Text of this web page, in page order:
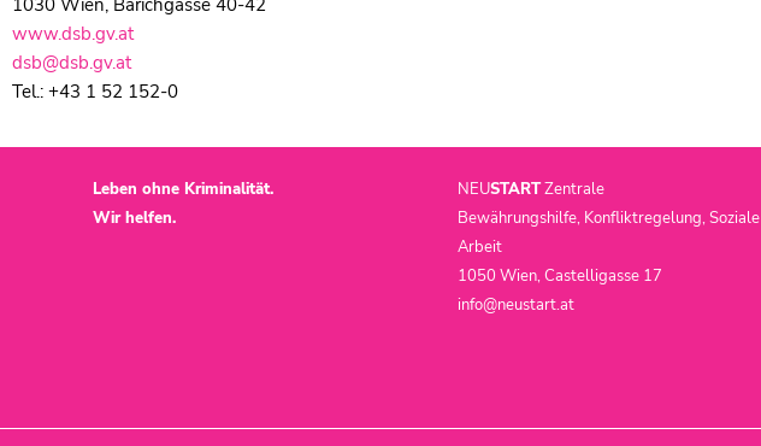
www.dsb.gv.at
dsb@dsb.gv.at
Tel.: +43 1 52 152-0
Leben ohne Kriminalität.
Wir helfen.
NEUSTARTZentrale
Bewährungshilfe, Konfliktregelung, Soziale
Arbeit
1050 Wien, Castelligasse 17
info@neustart.at